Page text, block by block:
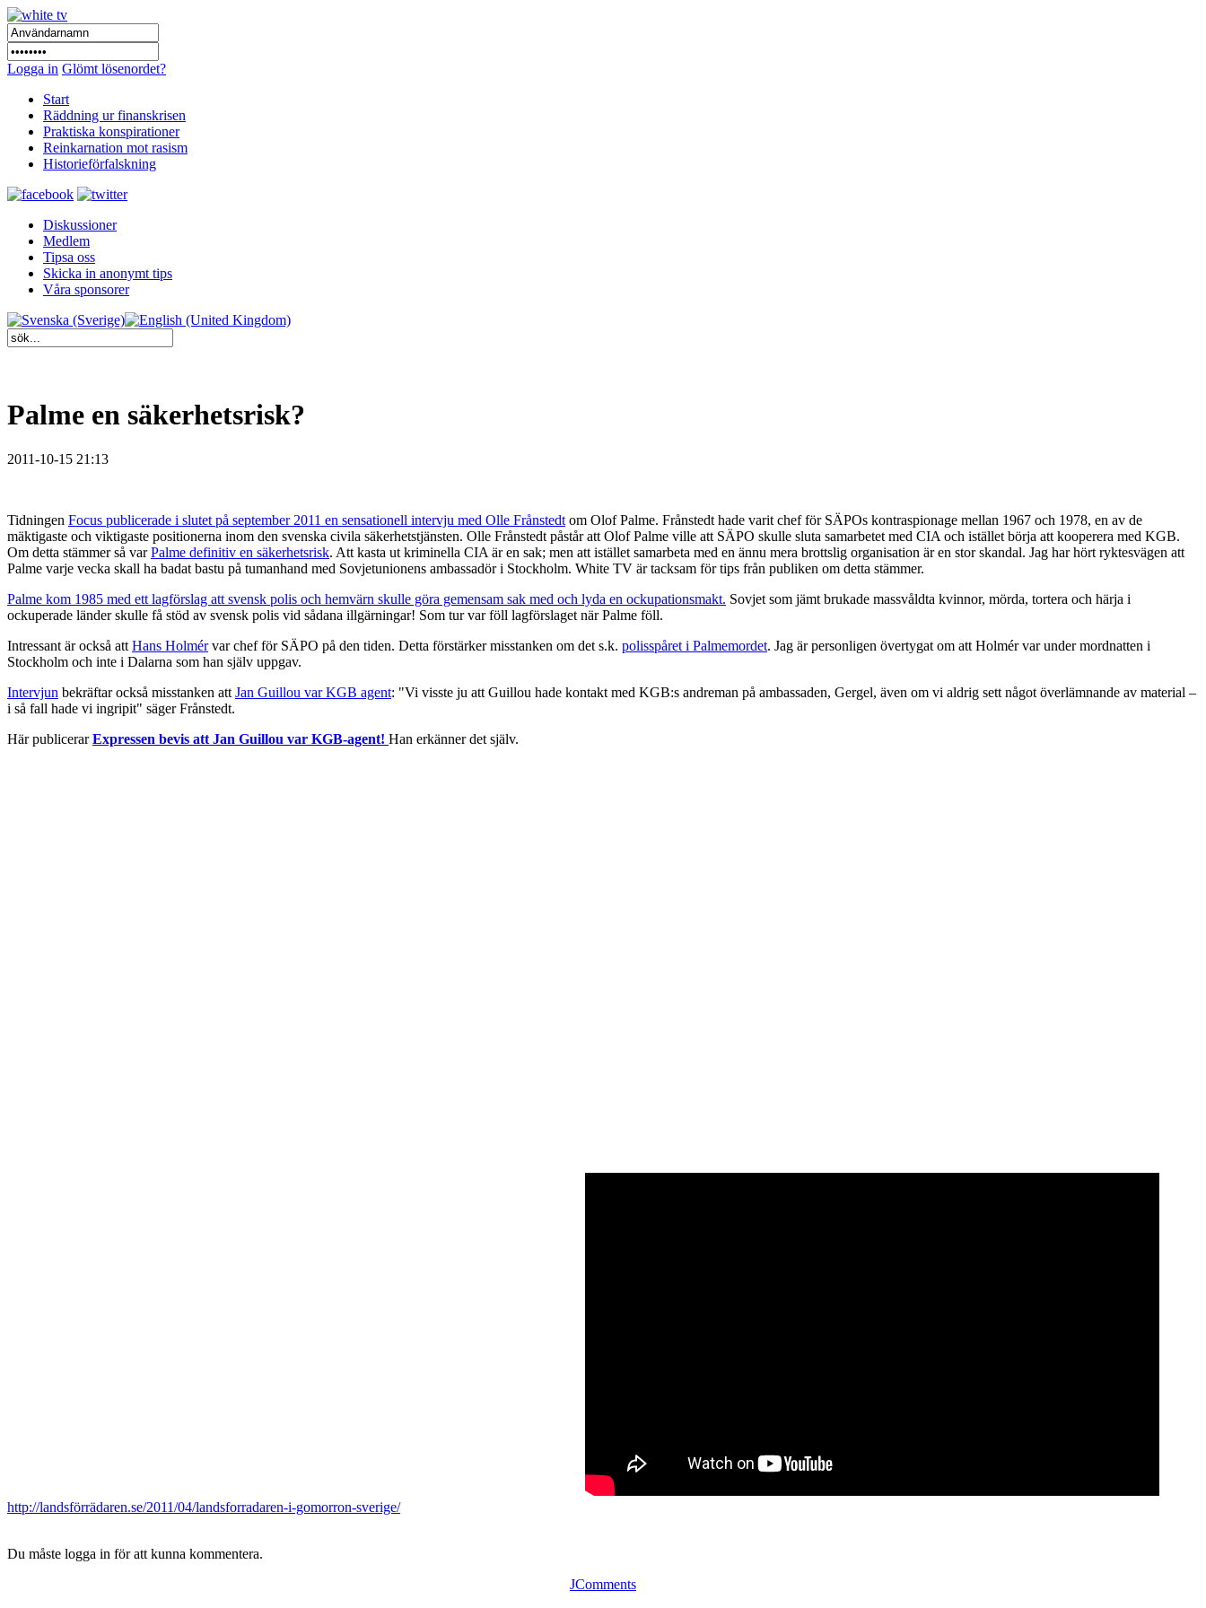
Logga in Glömt lösenordet?
Start
Räddning ur finanskrisen
Praktiska konspirationer
Reinkarnation mot rasism
Historieförfalskning
Diskussioner
Medlem
Tipsa oss
Skicka in anonymt tips
Våra sponsorer
Palme en säkerhetsrisk?
2011-10-15 21:13
Tidningen Focus publicerade i slutet på september 2011 en sensationell intervju med Olle Frånstedt om Olof Palme. Frånstedt hade varit chef för SÄPOs kontraspionage mellan 1967 och 1978, en av de
mäktigaste och viktigaste positionerna inom den svenska civila säkerhetstjänsten. Olle Frånstedt påstår att Olof Palme ville att SÄPO skulle sluta samarbetet med CIA och istället börja att kooperera med KGB.
Om detta stämmer så varPalme definitiv en säkerhetsrisk. Att kasta ut kriminella CIA är en sak; men att istället samarbeta med en ännu mera brottslig organisation är en stor skandal. Jag har hört ryktesvägen att
Palme varje vecka skall ha badat bastu på tumanhand med Sovjetunionens ambassadör i Stockholm. White TV är tacksam för tips från publiken om detta stämmer.
Palme kom 1985 med ett lagförslag att svensk polis och hemvärn skulle göra gemensam sak med och lyda en ockupationsmakt. Sovjet som jämt brukade massvåldta kvinnor, mörda, tortera och härja i
ockuperade länder skulle få stöd av svensk polis vid sådana illgärningar! Som tur var föll lagförslaget när Palme föll.
Intressant är också att Hans Holmérvar chef för SÄPO på den tiden. Detta förstärker misstanken om det s.k. polisspåret i Palmemordet. Jag är personligen övertygat om att Holmér var under mordnatten i
Stockholm och inte i Dalarna som han själv uppgav.
Intervjun bekräftar också misstanken att Jan Guillou var KGB agent: "Vi visste ju att Guillou hade kontakt med KGB:s andreman på ambassaden, Gergel, även om vi aldrig sett något överlämnande av material –
i så fall hade vi ingripit" säger Frånstedt.
Här publicerarExpressen bevis att Jan Guillou var KGB-agent! Han erkänner det själv.
http://landsförrädaren.se/2011/04/landsforradaren-i-gomorron-sverige/
Du måste logga in för att kunna kommentera.
JComments